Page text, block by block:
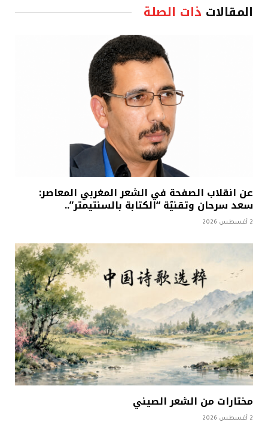
المقالات ذات الصلة
عن انقلاب الصفحة في الشعر المغربي المعاصر:
سعد سرحان وتقنيّة “الكتابة بالسنتيمتر”..
2 أغسطس 2026
مختارات من الشعر الصيني
2 أغسطس 2026